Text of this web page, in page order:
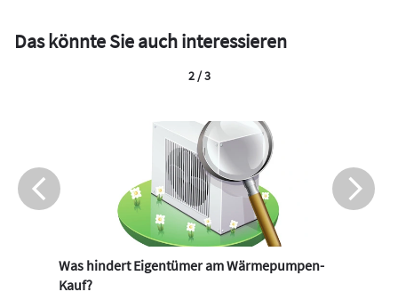
Das könnte Sie auch interessieren
Was hindert Eigentümer am Wärmepumpen-
Kauf?
2 / 3